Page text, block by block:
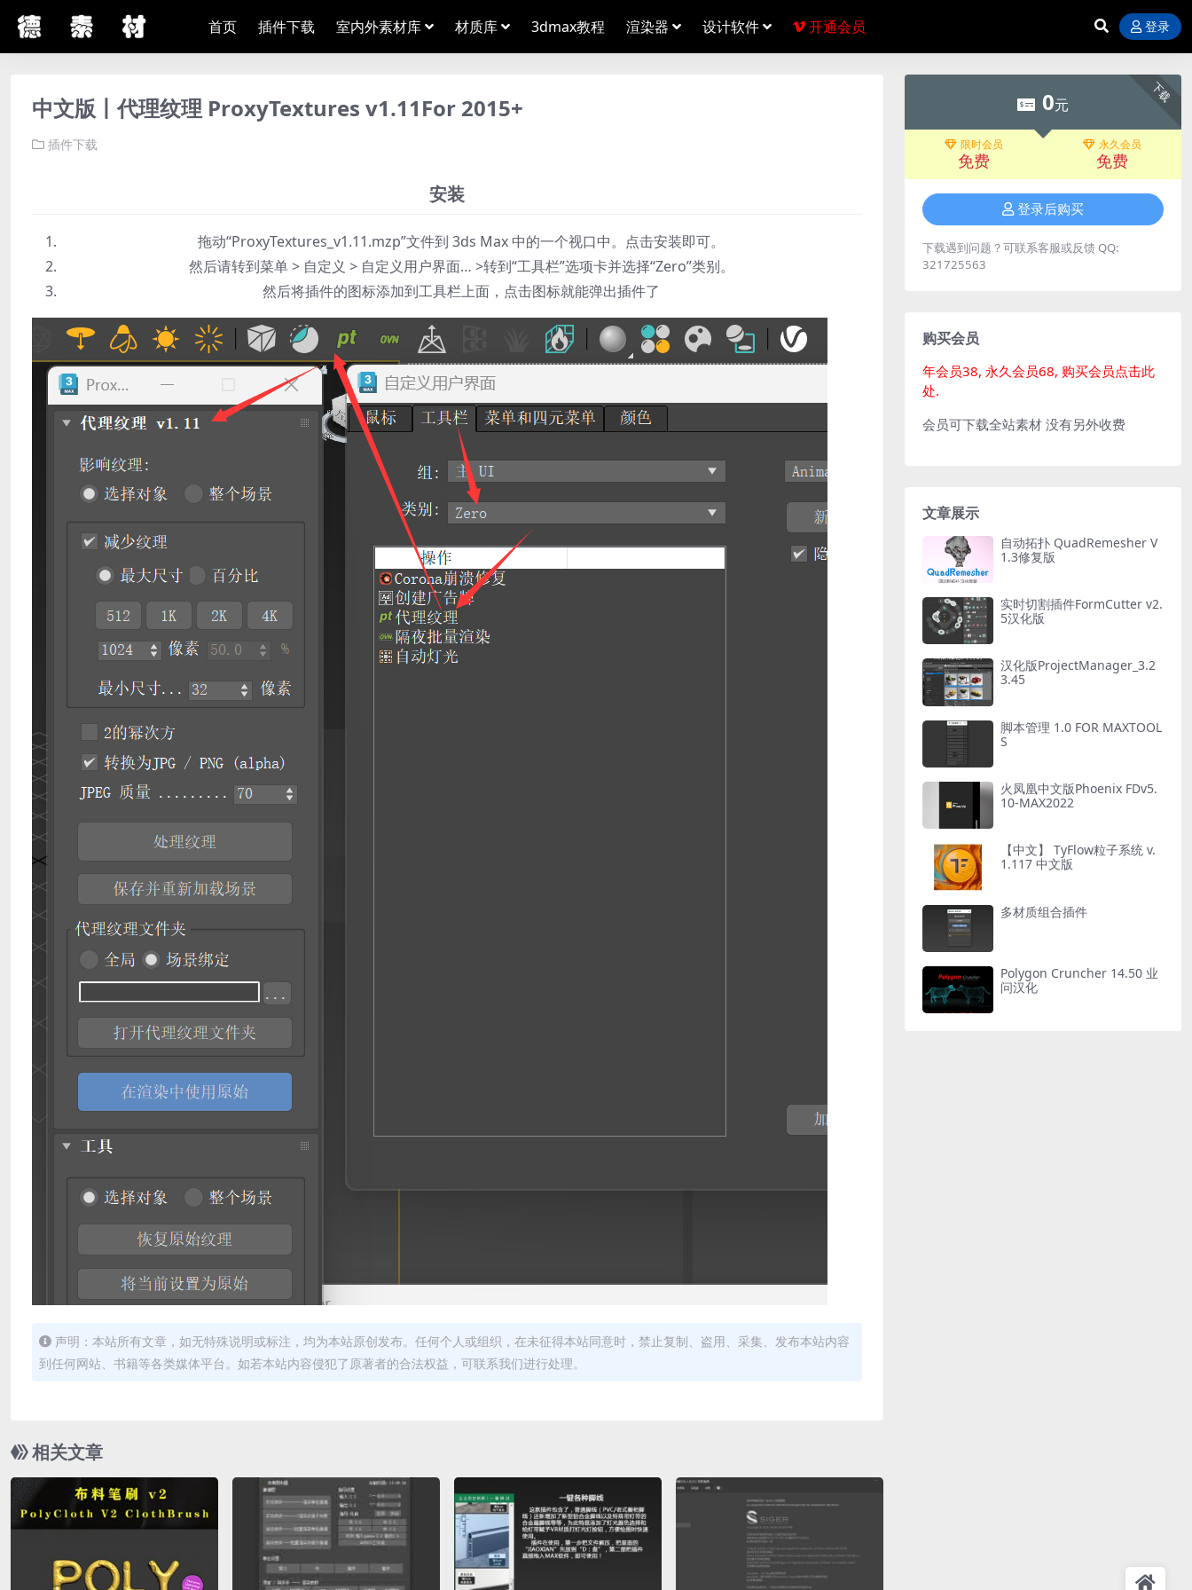
首页 插件下载 室内外素材库 材质库 3dmax教程 渲染器 设计软件 开通会员 登录
中文版丨代理纹理 ProxyTextures v1.11For 2015+
插件下载
安装
拖动“ProxyTextures_v1.11.mzp”文件到 3ds Max 中的一个视口中。点击安装即可。
然后请转到菜单 > 自定义 > 自定义用户界面… >转到“工具栏”选项卡并选择“Zero”类别。
然后将插件的图标添加到工具栏上面，点击图标就能弹出插件了
声明：本站所有文章，如无特殊说明或标注，均为本站原创发布。任何个人或组织，在未征得本站同意时，禁止复制、盗用、采集、发布本站内容
到任何网站、书籍等各类媒体平台。如若本站内容侵犯了原著者的合法权益，可联系我们进行处理。
相关文章
下载
0元
限时会员
免费
永久会员
免费
登录后购买
下载遇到问题？可联系客服或反馈 QQ:
321725563
购买会员
年会员38, 永久会员68, 购买会员点击此
处.
会员可下载全站素材 没有另外收费
文章展示
自动拓扑 QuadRemesher V
1.3修复版
实时切割插件FormCutter v2.
5汉化版
汉化版ProjectManager_3.2
3.45
脚本管理 1.0 FOR MAXTOOL
S
火凤凰中文版Phoenix FDv5.
10-MAX2022
【中文】 TyFlow粒子系统 v.
1.117 中文版
多材质组合插件
Polygon Cruncher 14.50 业
问汉化